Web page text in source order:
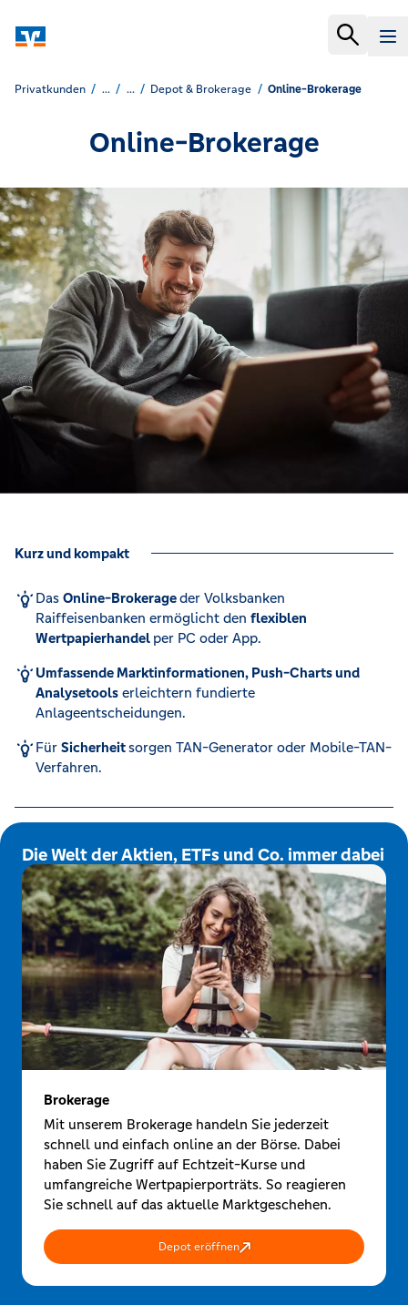
Privatkunden ... ... Depot & Brokerage Online-Brokerage
Online-Brokerage
Kurz und kompakt
Das Online-Brokerageder Volksbanken
Raiffeisenbanken ermöglicht den flexiblen
Wertpapierhandel per PC oder App.
Umfassende Marktinformationen, Push-Charts und
Analysetoolserleichtern fundierte
Anlageentscheidungen.
Für Sicherheitsorgen TAN-Generator oder Mobile-TAN-
Verfahren.
Die Welt der Aktien, ETFs und Co. immer dabei
Brokerage
Mit unserem Brokerage handeln Sie jederzeit
schnell und einfach online an der Börse. Dabei
haben Sie Zugriff auf Echtzeit-Kurse und
umfangreiche Wertpapierporträts. So reagieren
Sie schnell auf das aktuelle Marktgeschehen.
Depot eröffnen